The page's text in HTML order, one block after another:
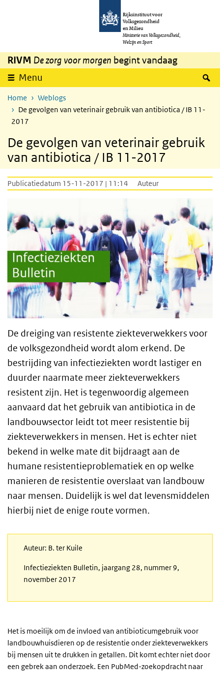
Overslaan en naar de inhoud gaan
Rijksinstituut voor
Volksgezondheid
en Milieu
Ministerie van Volksgezondheid,
Welzijn en Sport
RIVM De zorg voor morgen begint vandaag
Menu
Home
Weblogs
De gevolgen van veterinair gebruik van antibiotica / IB 11-
2017
De gevolgen van veterinair gebruik
van antibiotica / IB 11-2017
Publicatiedatum 15-11-2017 | 11:14 Auteur
De dreiging van resistente ziekteverwekkers voor
de volksgezondheid wordt alom erkend. De
bestrijding van infectieziekten wordt lastiger en
duurder naarmate meer ziekteverwekkers
resistent zijn. Het is tegenwoordig algemeen
aanvaard dat het gebruik van antibiotica in de
landbouwsector leidt tot meer resistentie bij
ziekteverwekkers in mensen. Het is echter niet
bekend in welke mate dit bijdraagt aan de
humane resistentieproblematiek en op welke
manieren de resistentie overslaat van landbouw
naar mensen. Duidelijk is wel dat levensmiddelen
hierbij niet de enige route vormen.
Auteur: B. ter Kuile
Infectieziekten Bulletin, jaargang 28, nummer 9,
november 2017
Het is moeilijk om de invloed van antibioticumgebruik voor
landbouwhuisdieren op de resistentie onder ziekteverwekkers
bij mensen uit te drukken in getallen. Dit komt echter niet door
een gebrek aan onderzoek. Een PubMed-zoekopdracht naar